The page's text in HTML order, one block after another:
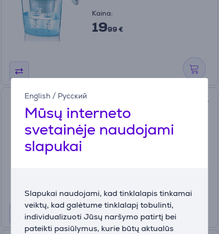
English / Русский
Mūsų interneto
svetainėje naudojami
slapukai
Slapukai naudojami, kad tinklalapis tinkamai
veiktų, kad galėtume tinklalapį tobulinti,
individualizuoti Jūsų naršymo patirtį bei
pateikti pasiūlymus, kurie būtų aktualūs
Kaina:
1999 €
Laica Magnesium Active, 1 vnt.
- Vandens filtravimo kasetė
Turime sandėlyje